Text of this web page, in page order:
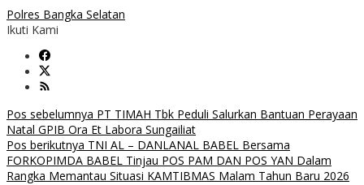
Polres Bangka Selatan
Ikuti Kami
Navigasi
pos
Pos sebelumnya PT TIMAH Tbk Peduli Salurkan Bantuan Perayaan
Natal GPIB Ora Et Labora Sungailiat
Pos berikutnya TNI AL – DANLANAL BABEL Bersama
FORKOPIMDA BABEL Tinjau POS PAM DAN POS YAN Dalam
Rangka Memantau Situasi KAMTIBMAS Malam Tahun Baru 2026